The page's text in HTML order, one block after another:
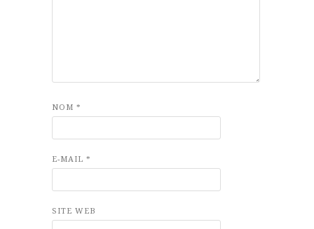
NOM *
E-MAIL *
SITE WEB